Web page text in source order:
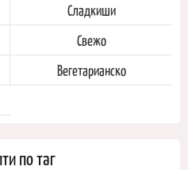
Сладкиши
Свежо
Вегетарианско
по таг